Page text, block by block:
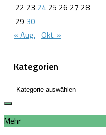
22 23 24 25 26 27 28
29 30
« Aug. Okt. »
Kategorien
Kategorien
Mehr